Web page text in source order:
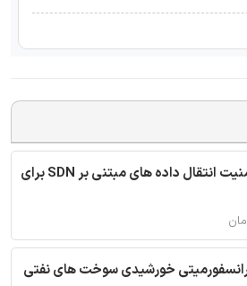
ترجمه مقاله امنیت انتقال داده های مبتنی بر SDN برای
خورشیدی سوخت های نفتی